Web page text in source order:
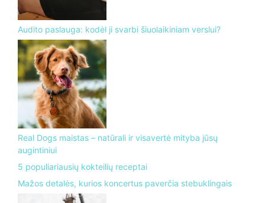
Audito paslauga: kodėl ji svarbi šiuolaikiniam verslui?
Real Dogs maistas – natūrali ir visavertė mityba jūsų
augintiniui
5 populiariausių kokteilių receptai
Mažos detalės, kurios koncertus paverčia stebuklingais